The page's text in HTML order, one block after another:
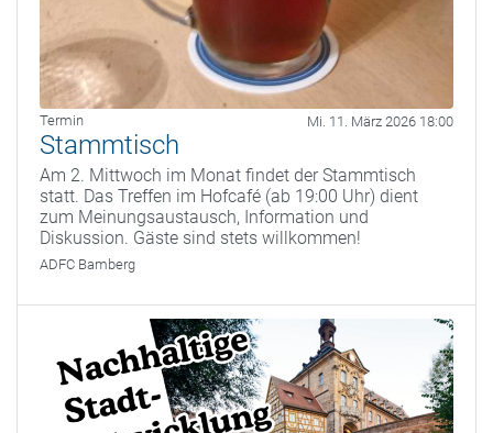
Termin Mi. 11. März 2026 18:00
Stammtisch
Am 2. Mittwoch im Monat findet der Stammtisch
statt. Das Treffen im Hofcafé (ab 19:00 Uhr) dient
zum Meinungsaustausch, Information und
Diskussion. Gäste sind stets willkommen!
ADFC Bamberg